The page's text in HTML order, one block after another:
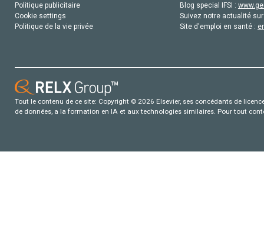
Politique publicitaire
Cookie settings
Politique de la vie privée
Blog special IFSI :
Suivez notre actualité
Site d'emploi en santé :
Tout le contenu de ce site: Copyright © 2026 Elsevier, ses concédants de
de données, a la formation en IA et aux technologies similaires. Pour tout